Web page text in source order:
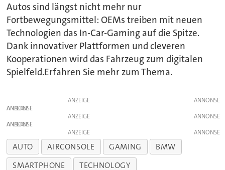
Autos sind längst nicht mehr nur
Fortbewegungsmittel: OEMs treiben mit neuen
Technologien das In-Car-Gaming auf die Spitze.
Dank innovativer Plattformen und cleveren
Kooperationen wird das Fahrzeug zum digitalen
Spielfeld.Erfahren Sie mehr zum Thema.
ANZEIGE
ANZEIGE
ANZEIGE
ANZEIGE
ANZEIGE
AUTO AIRCONSOLE GAMING
BMW
SMARTPHONE
TECHNOLOGY